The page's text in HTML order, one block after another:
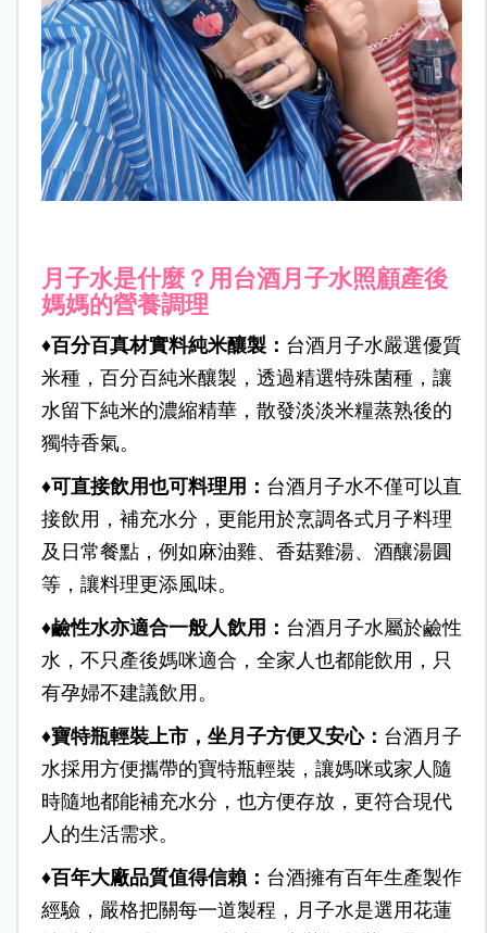
月子水是什麼？用台酒月子水照顧產後
媽媽的營養調理
♦百分百真材實料純米釀製： 台酒月子水嚴選優質
米種， 百分百純米釀製，透過精選特殊菌種，讓
水留下純米的濃縮精華，散發淡淡米糧蒸熟後的
獨特香氣。
♦可直接飲用也可料理用： 台酒月子水不僅可以直
接飲用，補充水分，更能用於烹調各式月子料理
及日常餐點，例如麻油雞、香菇雞湯、酒釀湯圓
等，讓料理更添風味。
♦鹼性水亦適合一般人飲用： 台酒月子水屬於鹼性
水，不只產後媽咪適合，全家人也都能飲用，只
有孕婦不建議飲用。
♦寶特瓶輕裝上市，坐月子方便又安心： 台酒月子
水採用方便攜帶的寶特瓶輕裝，讓媽咪或家人隨
時隨地都能補充水分，也方便存放，更符合現代
人的生活需求。
♦百年大廠品質值得信賴： 台酒擁有百年生產製作
經驗，嚴格把關每一道製程，月子水是選用花蓮